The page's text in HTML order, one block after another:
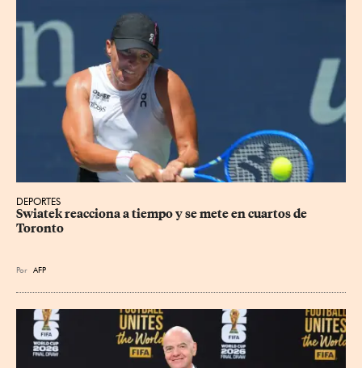
DEPORTES
Swiatek reacciona a tiempo y se mete en cuartos de
Toronto
Por AFP